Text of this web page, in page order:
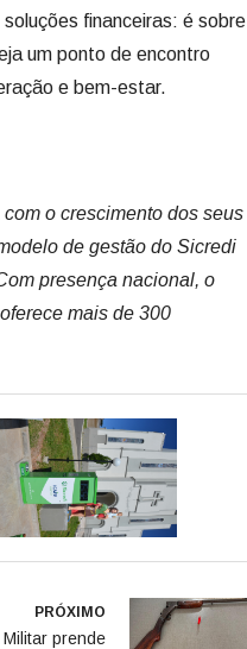
financeiras: é sobre
um ponto de encontro
e bem-estar.
o crescimento dos seus
de gestão do Sicredi
presença nacional, o
mais de 300
PRÓXIMO
prende